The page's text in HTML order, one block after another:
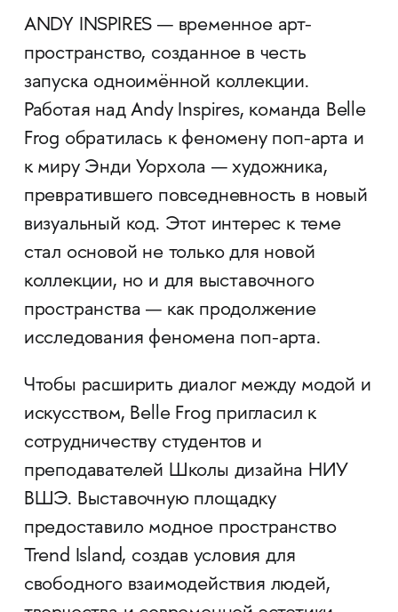
ANDY INSPIRES — временное арт-
пространство, созданное в честь
запуска одноимённой коллекции.
Работая над Andy Inspires, команда Belle
Frog обратилась к феномену поп-арта и
к миру Энди Уорхола — художника,
превратившего повседневность в новый
визуальный код. Этот интерес к теме
стал основой не только для новой
коллекции, но и для выставочного
пространства — как продолжение
исследования феномена поп-арта.
Чтобы расширить диалог между модой и
искусством, Belle Frog пригласил к
сотрудничеству студентов и
преподавателей Школы дизайна НИУ
ВШЭ. Выставочную площадку
предоставило модное пространство
Trend Island, создав условия для
свободного взаимодействия людей,